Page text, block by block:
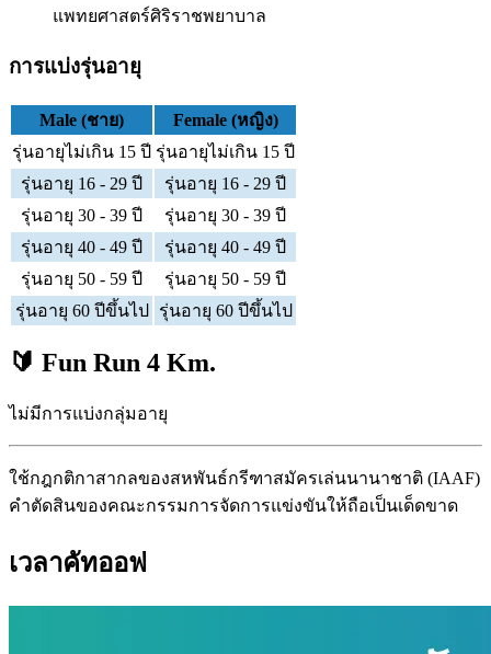
แพทยศาสตร์ศิริราชพยาบาล
การแบ่งรุ่นอายุ
Male (ชาย)
Female (หญิง)
รุ่นอายุไม่เกิน 15 ปี รุ่นอายุไม่เกิน 15 ปี
รุ่นอายุ 16 - 29 ปี
รุ่นอายุ 16 - 29 ปี
รุ่นอายุ 30 - 39 ปี
รุ่นอายุ 30 - 39 ปี
รุ่นอายุ 40 - 49 ปี
รุ่นอายุ 40 - 49 ปี
รุ่นอายุ 50 - 59 ปี
รุ่นอายุ 50 - 59 ปี
รุ่นอายุ 60 ปีขึ้นไป
รุ่นอายุ 60 ปีขึ้นไป
🔰 Fun Run 4 Km.
ไม่มีการแบ่งกลุ่มอายุ
ใช้กฎกติกาสากลของสหพันธ์กรีฑาสมัครเล่นนานาชาติ (IAAF)
คำตัดสินของคณะกรรมการจัดการแข่งขันให้ถือเป็นเด็ดขาด
เวลาคัทออฟ